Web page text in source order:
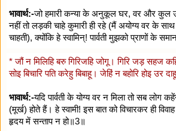
भावार्थ:-जो हमारी कन्या के अनुकूल घर, वर और कुल
नहीं तो लड़की चाहे कुमारी ही रहे (मैं अयोग्य वर के
चाहती), क्योंकि हे स्वामिन्! पार्वती मुझको प्राणों के
* जौं न मिलिहि बरु गिरिजहि जोगू। गिरि जड़ सहज
सोइ बिचारि पति करेहु बिबाहू। जेहिं न बहोरि होइ उर
भावार्थ:-यदि पार्वती के योग्य वर न मिला तो सब लोग
(मूर्ख) होते हैं। हे स्वामी! इस बात को विचारकर ही
हृदय में सन्ताप न हो॥3॥